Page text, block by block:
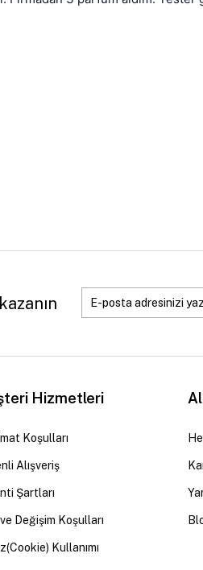
Hizmetleri
Koşulları
Alışveriş
Şartları
Değişim Koşulları
Kullanımı